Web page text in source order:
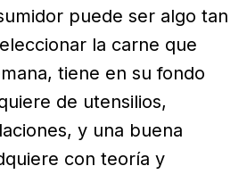
puede ser algo tan
la carne que
tiene en su fondo
de utensilios,
y una buena
con teoría y